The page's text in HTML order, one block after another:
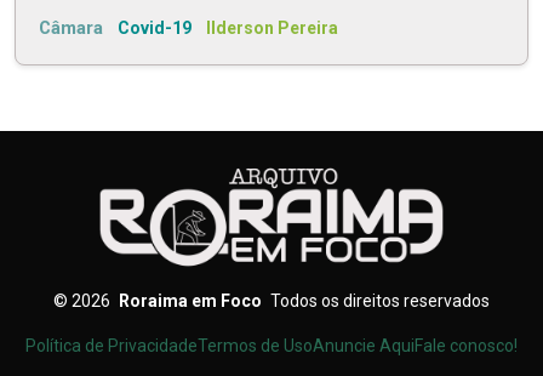
Câmara Covid-19 Ilderson Pereira
© 2026 Roraima em Foco Todos os direitos reservados
Política de PrivacidadeTermos de UsoAnuncie AquiFale conosco!